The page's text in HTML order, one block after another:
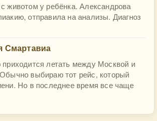
животом у ребёнка. Александрова
отправила на анализы. Диагноз
Смартавиа
приходится летать между Москвой и
выбираю тот рейс, который
Но в последнее время все чаще